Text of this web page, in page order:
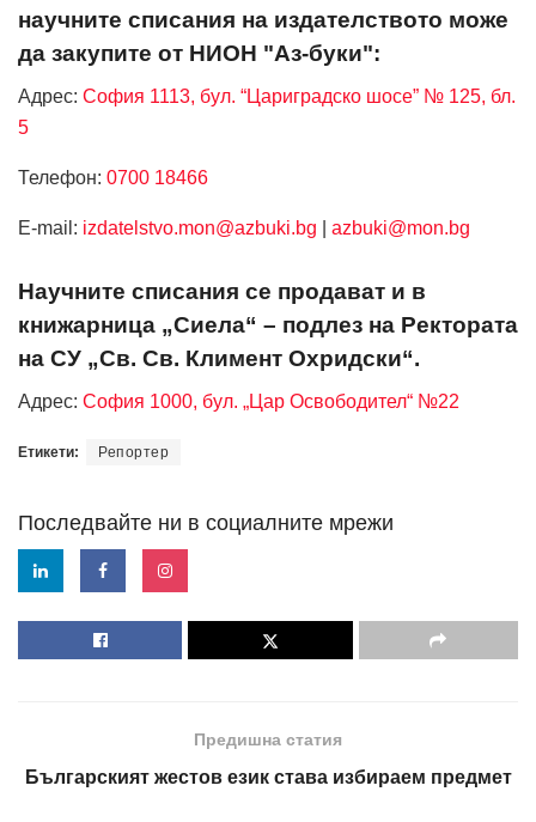
научните списания на издателството може
да закупите от НИОН "Аз-буки":
Адрес: София 1113, бул. “Цариградско шосе” № 125, бл.
5
Телефон: 0700 18466
Е-mail: izdatelstvo.mon@azbuki.bg azbuki@mon.bg
Научните списания се продават и в
книжарница „Сиела“ – подлез на Ректората
на СУ „Св. Св. Климент Охридски“.
Адрес: София 1000, бул. „Цар Освободител“ №22
Етикети: Репортер
Последвайте ни в социалните мрежи
Предишна статия
Българският жестов език става избираем предмет